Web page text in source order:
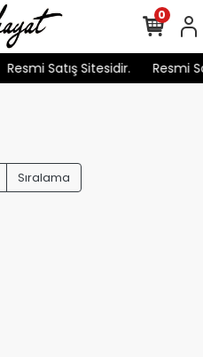
Resmi Satış Sitesidir. Resmi
0
Sıralama